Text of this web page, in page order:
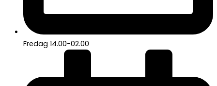
Fredag 14.00-02.00